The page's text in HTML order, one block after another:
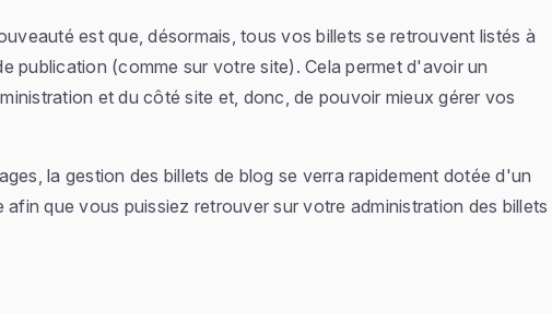
est que, désormais, tous vos billets se retrouvent listés à
publication (comme sur votre site). Cela permet d'avoir un
et du côté site et, donc, de pouvoir mieux gérer vos
la gestion des billets de blog se verra rapidement dotée d'un
que vous puissiez retrouver sur votre administration des billets